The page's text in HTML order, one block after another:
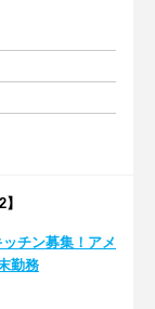
チン募集！アメ
勤務